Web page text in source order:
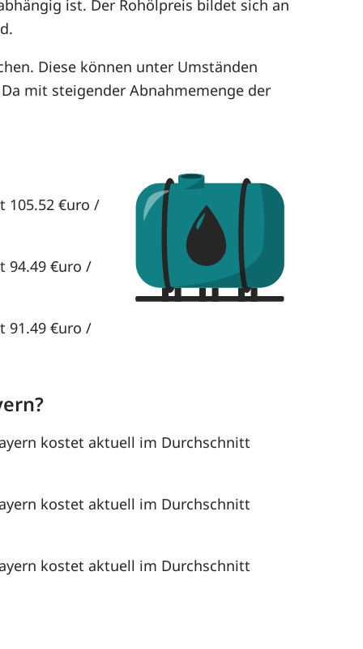
ist. Der Rohölpreis bildet sich an
Diese können unter Umständen
mit steigender Abnahmemenge der
105.52 €uro /
94.49 €uro /
91.49 €uro /
kostet aktuell im Durchschnitt
kostet aktuell im Durchschnitt
kostet aktuell im Durchschnitt